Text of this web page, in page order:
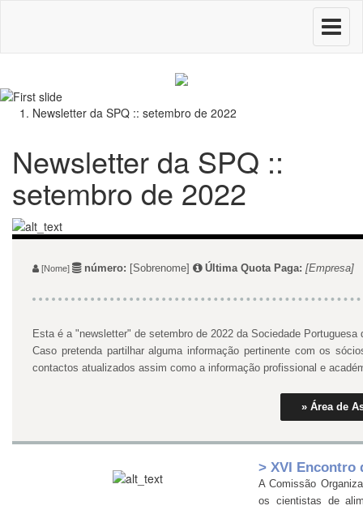
Toggle
Newsletter da SPQ :: setembro de 2022
Newsletter da SPQ ::
setembro de 2022
[Nome] número: [Sobrenome] Última Quota Paga: [Empresa]
Esta é a "newsletter" de setembro de 2022 da Sociedade
Caso pretenda partilhar alguma informação pertinente com os
contactos atualizados assim como a informação profissional e
» Área de
> XVI Encontro
A Comissão
os cientistas de